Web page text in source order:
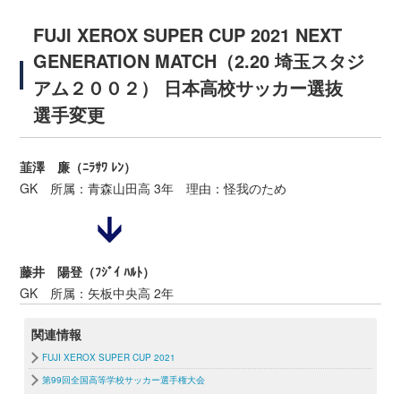
FUJI XEROX SUPER CUP 2021 NEXT
GENERATION MATCH（2.20 埼玉スタジ
アム２００２） 日本高校サッカー選抜
選手変更
韮澤 廉（ﾆﾗｻﾜ ﾚﾝ）
GK 所属：青森山田高 3年 理由：怪我のため
藤井 陽登（ﾌｼﾞｲ ﾊﾙﾄ）
GK 所属：矢板中央高 2年
関連情報
FUJI XEROX SUPER CUP 2021
第99回全国高等学校サッカー選手権大会